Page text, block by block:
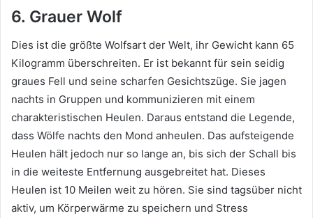
6. Grauer Wolf
Dies ist die größte Wolfsart der Welt, ihr Gewicht kann 65
Kilogramm überschreiten. Er ist bekannt für sein seidig
graues Fell und seine scharfen Gesichtszüge. Sie jagen
nachts in Gruppen und kommunizieren mit einem
charakteristischen Heulen. Daraus entstand die Legende,
dass Wölfe nachts den Mond anheulen. Das aufsteigende
Heulen hält jedoch nur so lange an, bis sich der Schall bis
in die weiteste Entfernung ausgebreitet hat. Dieses
Heulen ist 10 Meilen weit zu hören. Sie sind tagsüber nicht
aktiv, um Körperwärme zu speichern und Stress